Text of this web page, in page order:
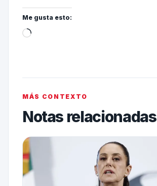
Me gusta esto:
MÁS CONTEXTO
Notas relacionadas